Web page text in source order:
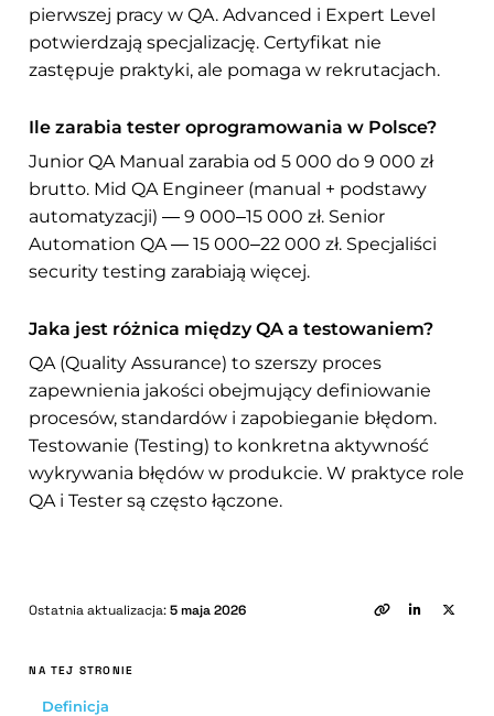
pierwszej pracy w QA. Advanced i Expert Level
potwierdzają specjalizację. Certyfikat nie
zastępuje praktyki, ale pomaga w rekrutacjach.
Ile zarabia tester oprogramowania w Polsce?
Junior QA Manual zarabia od 5 000 do 9 000 zł
brutto. Mid QA Engineer (manual + podstawy
automatyzacji) — 9 000–15 000 zł. Senior
Automation QA — 15 000–22 000 zł. Specjaliści
security testing zarabiają więcej.
Jaka jest różnica między QA a testowaniem?
QA (Quality Assurance) to szerszy proces
zapewnienia jakości obejmujący definiowanie
procesów, standardów i zapobieganie błędom.
Testowanie (Testing) to konkretna aktywność
wykrywania błędów w produkcie. W praktyce role
QA i Tester są często łączone.
Ostatnia aktualizacja:5 maja 2026
NA TEJ STRONIE
Definicja